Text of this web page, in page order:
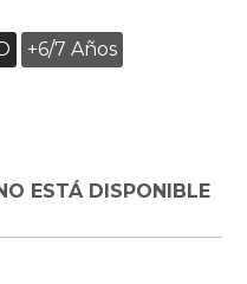
+6/7 Años
ESTÁ DISPONIBLE